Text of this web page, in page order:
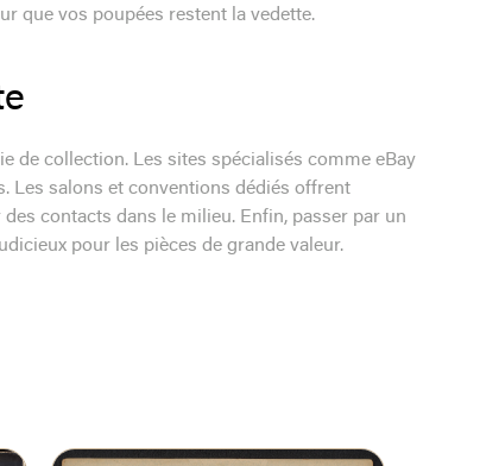
que vos poupées restent la vedette.
de collection. Les sites spécialisés comme eBay
Les salons et conventions dédiés offrent
contacts dans le milieu. Enfin, passer par un
pour les pièces de grande valeur.